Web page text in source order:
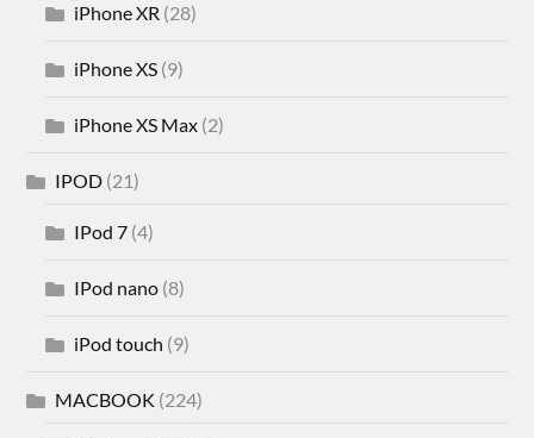
iPhone XR (28)
iPhone XS (9)
iPhone XS Max (2)
IPOD (21)
IPod 7 (4)
IPod nano (8)
iPod touch (9)
MACBOOK (224)